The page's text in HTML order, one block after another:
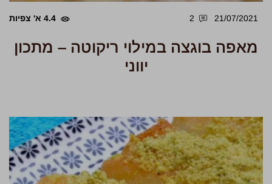
21/07/2021
2 4.4 א' צפיות
מאפה בוגצה במילוי ריקוטה – מתכון
יווני